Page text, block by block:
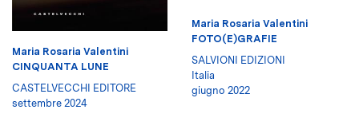
Maria Rosaria Valentini
CINQUANTA LUNE
CASTELVECCHI EDITORE
settembre 2024
Maria Rosaria Valentini
FOTO(E)GRAFIE
SALVIONI EDIZIONI
Italia
giugno 2022